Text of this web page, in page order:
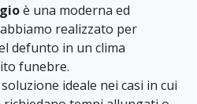
è una moderna ed
realizzato per
defunto in un clima
funebre.
ideale nei casi in cui